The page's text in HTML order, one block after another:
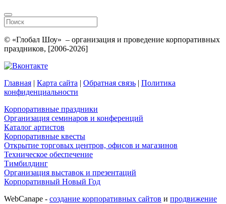
© «Глобал Шоу» – организация и проведение корпоративных
праздников, [2006-2026]
Главная | Карта сайта | Обратная связь | Политика
конфиденциальности
Корпоративные праздники
Организация семинаров и конференций
Каталог артистов
Корпоративные квесты
Открытие торговых центров, офисов и магазинов
Техническое обеспечение
Тимбилдинг
Организация выставок и презентаций
Корпоративный Новый Год
WebCanape - создание корпоративных сайтов и продвижение